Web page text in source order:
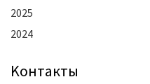
2025
2024
Kонтакты